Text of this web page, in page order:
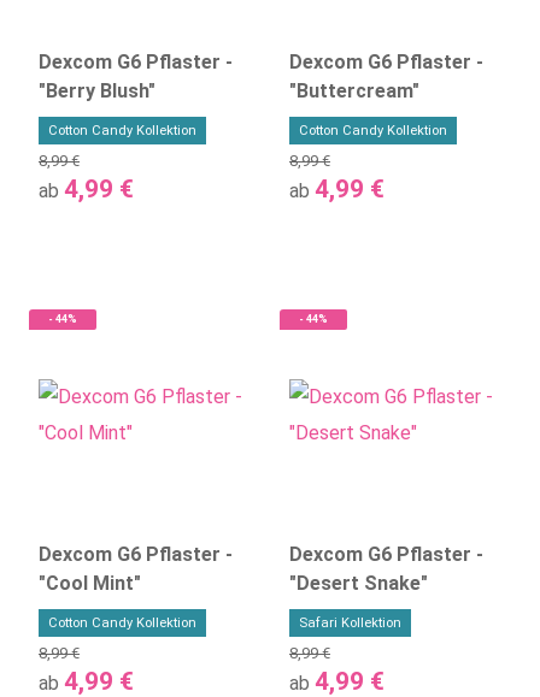
Dexcom G6 Pflaster -
"Berry Blush"
Cotton Candy Kollektion
ab 4,99 €
8,99 €
Dexcom G6 Pflaster -
"Buttercream"
Cotton Candy Kollektion
ab 4,99 €
8,99 €
- 44%
Dexcom G6 Pflaster -
"Cool Mint"
Cotton Candy Kollektion
ab 4,99 €
8,99 €
- 44%
Dexcom G6 Pflaster -
"Desert Snake"
Safari Kollektion
ab 4,99 €
8,99 €